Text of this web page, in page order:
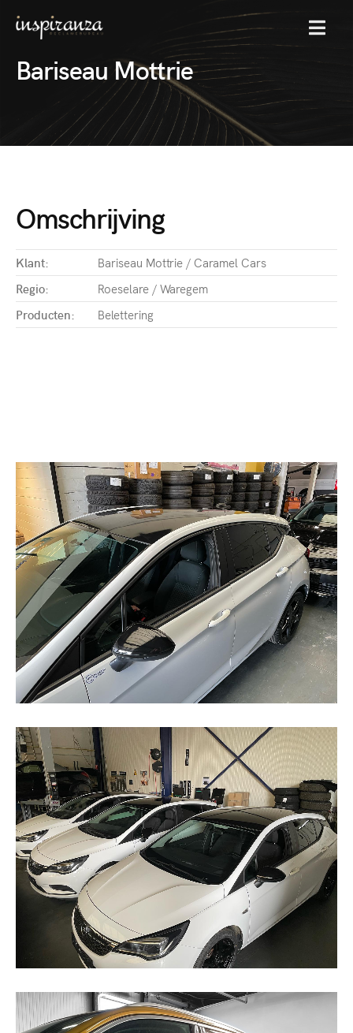
MENU
Bariseau Mottrie
Omschrijving
Klant:
Bariseau Mottrie / Caramel Cars
Regio:
Roeselare / Waregem
Producten:
Belettering